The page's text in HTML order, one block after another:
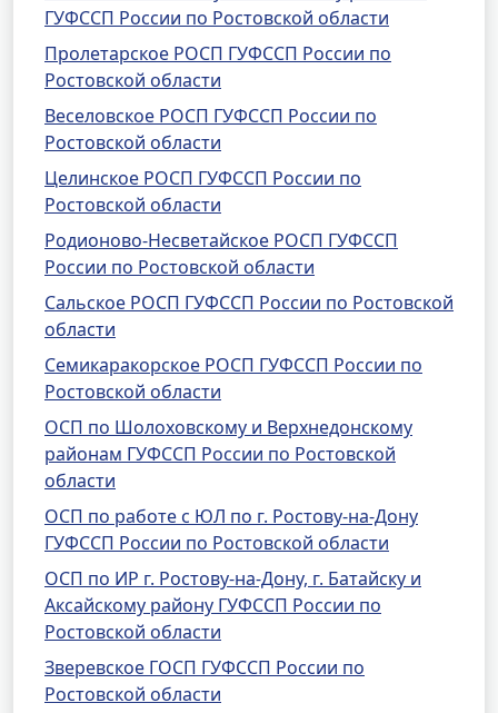
ГУФССП России по Ростовской области
Пролетарское РОСП ГУФССП России по
Ростовской области
Веселовское РОСП ГУФССП России по
Ростовской области
Целинское РОСП ГУФССП России по
Ростовской области
Родионово-Несветайское РОСП ГУФССП
России по Ростовской области
Сальское РОСП ГУФССП России по Ростовской
области
Семикаракорское РОСП ГУФССП России по
Ростовской области
ОСП по Шолоховскому и Верхнедонскому
районам ГУФССП России по Ростовской
области
ОСП по работе с ЮЛ по г. Ростову-на-Дону
ГУФССП России по Ростовской области
ОСП по ИР г. Ростову-на-Дону, г. Батайску и
Аксайскому району ГУФССП России по
Ростовской области
Зверевское ГОСП ГУФССП России по
Ростовской области